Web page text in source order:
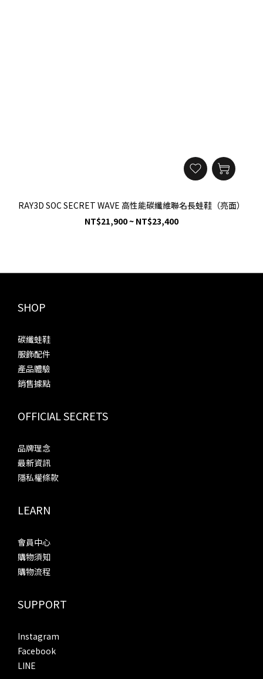
RAY3D SOC SECRET WAVE 高性能碳纖維聯名長蛙鞋（亮面）
NT$21,900 ~ NT$23,400
SHOP
碳纖蛙鞋
服飾配件
產品體驗
銷售據點
OFFICIAL SECRETS
品牌理念
最新資訊
隱私權條款
LEARN
會員中心
購物須知
購物流程
SUPPORT
Instagram
Facebook
LINE